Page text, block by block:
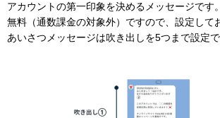
アカウントの第一印象を決めるメッセージです。
無料（通数課金の対象外）ですので、設定して
あいさつメッセージは吹き出しを5つまで設定で